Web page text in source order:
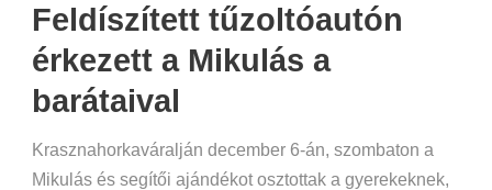
Feldíszített tűzoltóautón
érkezett a Mikulás a
barátaival
Krasznahorkaváralján december 6-án, szombaton a
Mikulás és segítői ajándékot osztottak a gyerekeknek,